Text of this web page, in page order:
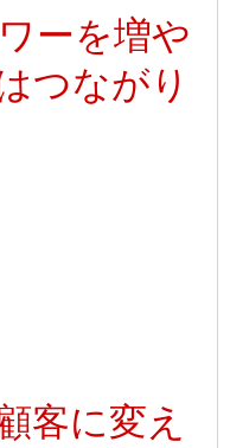
ーを増や
つながり
客に変え